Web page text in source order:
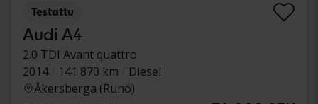
Testattu
Audi A4
2.0 TDI Avant quattro
2014
141 870 km
Diesel
Åkersberga (Runö)